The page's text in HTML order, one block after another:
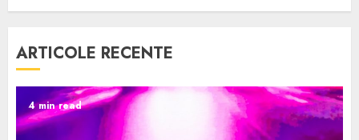
ARTICOLE RECENTE
4 min read